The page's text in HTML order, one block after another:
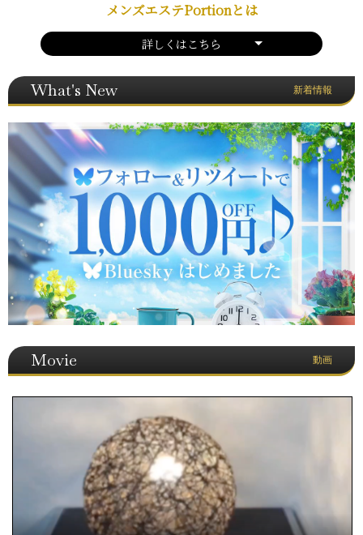
メンズエステPortionとは
詳しくはこちら
What's New 新着情報
Movie 動画